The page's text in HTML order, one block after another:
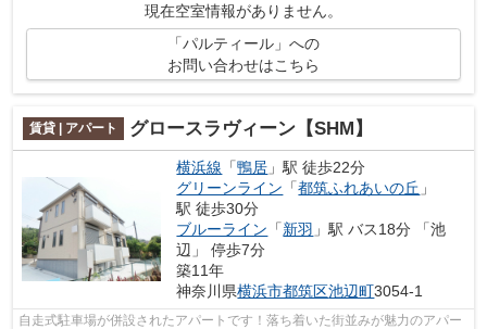
現在空室情報がありません。
「パルティール」への
お問い合わせはこちら
賃貸 | アパート グロースラヴィーン【SHM】
横浜線 「鴨居 」駅 徒歩22分
グリーンライン 「都筑ふれあいの丘 」
駅 徒歩30分
ブルーライン 「新羽 」駅 バス18分 「池
辺」 停歩7分
築11年
神奈川県横浜市都筑区池辺町3054-1
自走式駐車場が併設されたアパートです！落ち着いた街並みが魅力のアパー